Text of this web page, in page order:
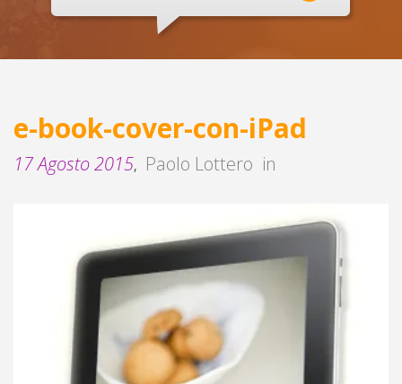
Blog
e-book-cover-con-iPad
17 Agosto 2015, Paolo Lottero in